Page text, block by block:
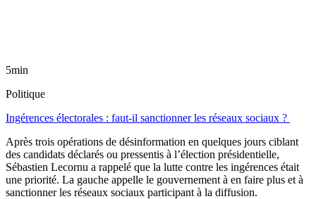
5min
Politique
Ingérences électorales : faut-il sanctionner les réseaux sociaux ?
Après trois opérations de désinformation en quelques jours ciblant
des candidats déclarés ou pressentis à l’élection présidentielle,
Sébastien Lecornu a rappelé que la lutte contre les ingérences était
une priorité. La gauche appelle le gouvernement à en faire plus et à
sanctionner les réseaux sociaux participant à la diffusion.